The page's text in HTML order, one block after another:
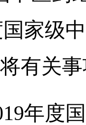
国家级
有关
度国